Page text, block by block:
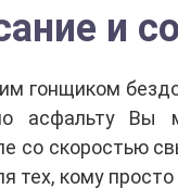
и
гонщиком
асфальту Вы
со скоростью
тех, кому